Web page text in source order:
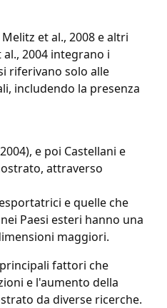
et al., 2008 e altri
2004 integrano i
riferivano solo alle
includendo la presenza
e poi Castellani e
attraverso
e quelle che
Paesi esteri hanno una
maggiori.
fattori che
e l'aumento della
da diverse ricerche.